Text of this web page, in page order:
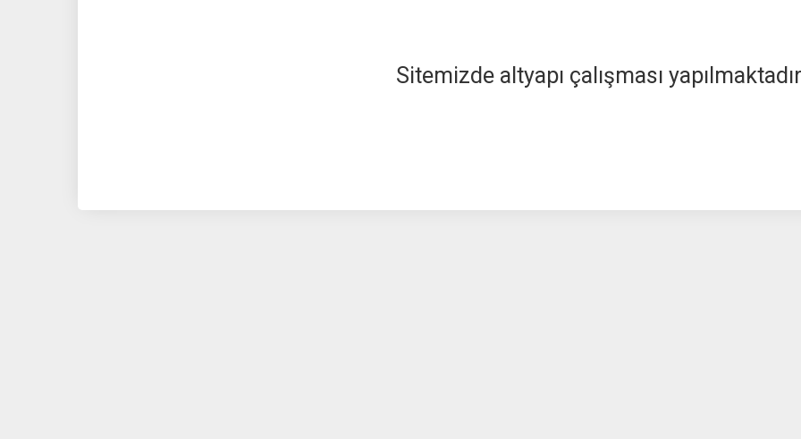
Sitemizde altyapı çalışması